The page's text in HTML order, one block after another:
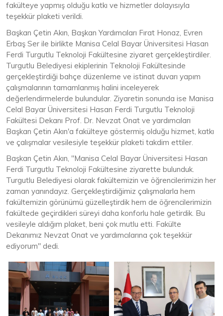
fakülteye yapmış olduğu katkı ve hizmetler dolayısıyla
teşekkür plaketi verildi.
Başkan Çetin Akın, Başkan Yardımcıları Fırat Honaz, Evren
Erbaş Ser ile birlikte Manisa Celal Bayar Üniversitesi Hasan
Ferdi Turgutlu Teknoloji Fakültesine ziyaret gerçekleştirdiler.
Turgutlu Belediyesi ekiplerinin Teknoloji Fakültesinde
gerçekleştirdiği bahçe düzenleme ve istinat duvarı yapım
çalışmalarının tamamlanmış halini inceleyerek
değerlendirmelerde bulundular. Ziyaretin sonunda ise Manisa
Celal Bayar Üniversitesi Hasan Ferdi Turgutlu Teknoloji
Fakültesi Dekanı Prof. Dr. Nevzat Onat ve yardımcıları
Başkan Çetin Akın'a fakülteye göstermiş olduğu hizmet, katkı
ve çalışmalar vesilesiyle teşekkür plaketi takdim ettiler.
Başkan Çetin Akın, "Manisa Celal Bayar Üniversitesi Hasan
Ferdi Turgutlu Teknoloji Fakültesine ziyarette bulunduk.
Turgutlu Belediyesi olarak fakültemizin ve öğrencilerimizin her
zaman yanındayız. Gerçekleştirdiğimiz çalışmalarla hem
fakültemizin görünümü güzelleştirdik hem de öğrencilerimizin
fakültede geçirdikleri süreyi daha konforlu hale getirdik. Bu
vesileyle aldığım plaket, beni çok mutlu etti. Fakülte
Dekanımız Nevzat Onat ve yardımcılarına çok teşekkür
ediyorum" dedi.